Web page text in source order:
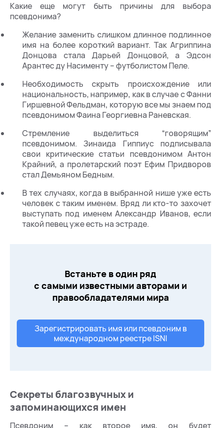
Какие еще могут быть причины для выбора
псевдонима?
Желание заменить слишком длинное подлинное
имя на более короткий вариант. Так Агриппина
Донцова стала Дарьей Донцовой, а Эдсон
Арантес ду Насименту – футболистом Пеле.
Необходимость скрыть происхождение или
национальность, например, как в случае с Фанни
Гиршевной Фельдман, которую все мы знаем под
псевдонимом Фаина Георгиевна Раневская.
Стремление выделиться “говорящим”
псевдонимом. Зинаида Гиппиус подписывала
свои критические статьи псевдонимом Антон
Крайний, а пролетарский поэт Ефим Придворов
стал Демьяном Бедным.
В тех случаях, когда в выбранной нише уже есть
человек с таким именем. Вряд ли кто-то захочет
выступать под именем Александр Иванов, если
такой певец уже есть на эстраде.
Встаньте в один ряд
с самыми известными авторами и
правообладателями мира
Зарегистрировать имя или псевдоним в
международном реестре ISNI
Секреты благозвучных и
запоминающихся имен
Псевдоним – как второе имя, он будет